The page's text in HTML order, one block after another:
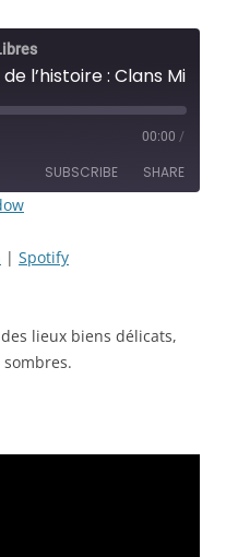
00:00 /
SUBSCRIBE SHARE
| Spotify
lieux biens délicats,